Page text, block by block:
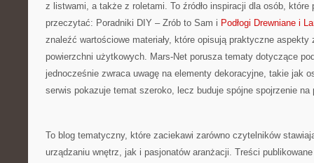
z listwami, a także z roletami. To źródło inspiracji dla osób, które
przeczytać: Poradniki DIY – Zrób to Sam i Podłogi Drewniane i
znaleźć wartościowe materiały, które opisują praktyczne aspekty
powierzchni użytkowych. Mars-Net porusza tematy dotyczące
jednocześnie zwraca uwagę na elementy dekoracyjne, takie jak
serwis pokazuje temat szeroko, lecz buduje spójne spojrzenie
To blog tematyczny, które zaciekawi zarówno czytelników
urządzaniu wnętrz, jak i pasjonatów aranżacji. Treści